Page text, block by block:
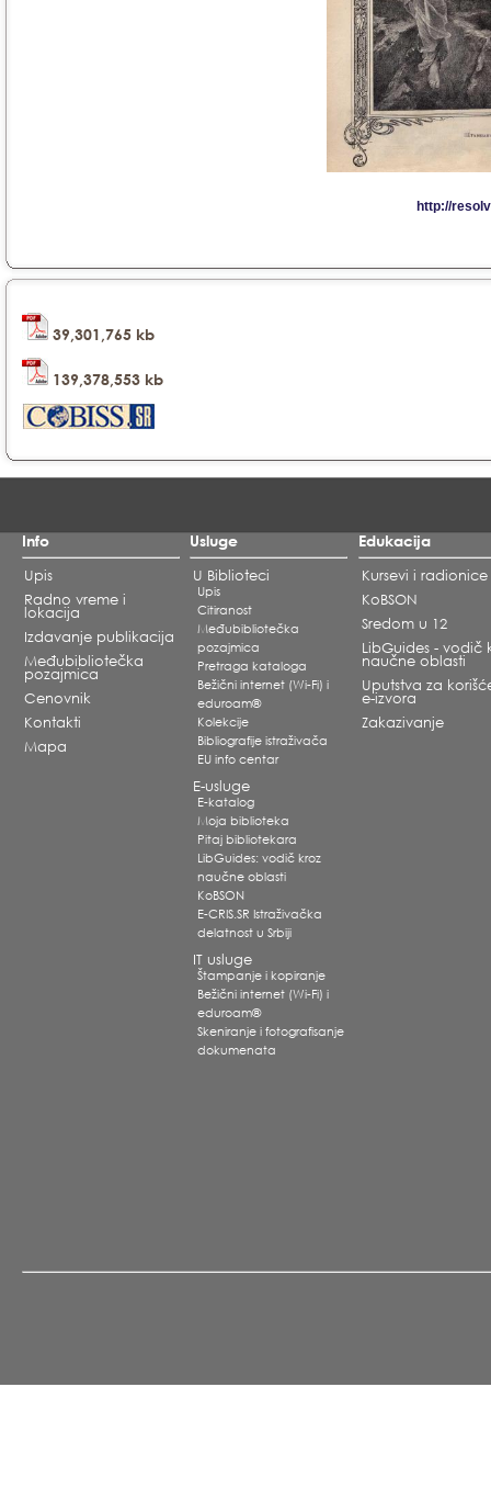
39,301,765 kb
139,378,553 kb
Info
Upis
Radno vreme i
lokacija
Izdavanje publikacija
Međubibliotečka
pozajmica
Cenovnik
Kontakti
Mapa
Usluge
U Biblioteci
Upis
Citiranost
Međubibliotečka
pozajmica
Pretraga kataloga
Bežični internet (Wi-Fi) i
eduroam®
Kolekcije
Bibliografije istraživača
EU info centar
E-usluge
E-katalog
Moja biblioteka
Pitaj bibliotekara
LibGuides: vodič kroz
naučne oblasti
KoBSON
E-CRIS.SR Istraživačka
delatnost u Srbiji
IT usluge
Štampanje i kopiranje
Bežični internet (Wi-Fi) i
eduroam®
Skeniranje i fotografisanje
dokumenata
Edukacija
Kursevi i radionice
KoBSON
Sredom u 12
LibGuides - vodič
naučne oblasti
Uputstva za
e-izvora
Zakazivanje